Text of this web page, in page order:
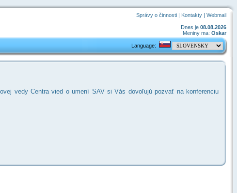
Správy o činnosti | Kontakty | Webmail
Dnes je 08.08.2026
Meniny ma: Oskar
Language:
vedy Centra vied o umení SAV si Vás dovoľujú pozvať na konferenciu